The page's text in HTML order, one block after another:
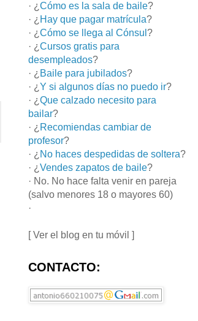
· ¿ Cómo es la sala de baile?
· ¿ Hay que pagar matrícula?
· ¿ Cómo se llega al Cónsul ?
· ¿ Cursos gratis para
desempleados?
· ¿ Baile para jubilados?
· ¿ Y si algunos días no puedo ir?
· ¿ Que calzado necesito para
bailar?
· ¿ Recomiendas cambiar de
profesor?
· ¿ No haces despedidas de soltera?
· ¿ Vendes zapatos de baile?
· No. No hace falta venir en pareja
(salvo menores 18 o mayores 60)
·
[ Ver el blog en tu móvil ]
CONTACTO: